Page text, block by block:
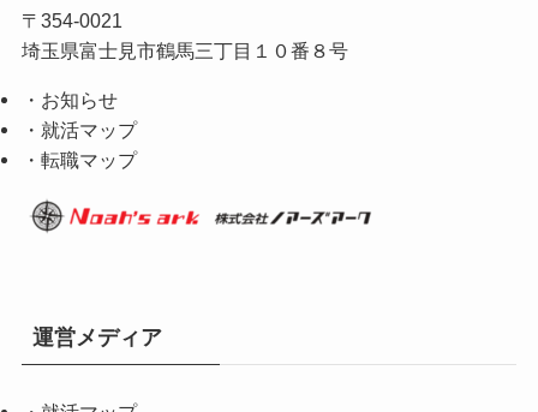
〒354-0021
埼玉県富士見市鶴馬三丁目１０番８号
・お知らせ
・就活マップ
・転職マップ
運営メディア